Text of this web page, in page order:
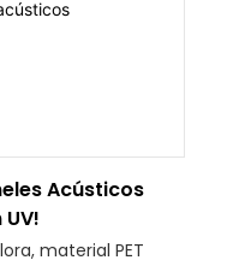
Acústicos
material PET